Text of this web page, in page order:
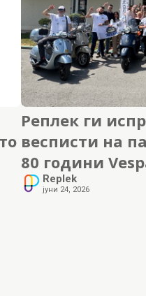
Реплек ги
весписти на
80 години
Replek
јуни 24, 2026